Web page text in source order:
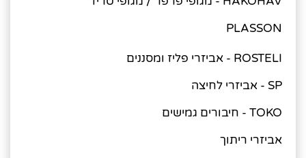
PLASSON
ROSTELI - אביזרי פליז ומסננים
SP - אביזרי לחיצה
TOKO - חיבורים גמישים
אביזרי ריתוך